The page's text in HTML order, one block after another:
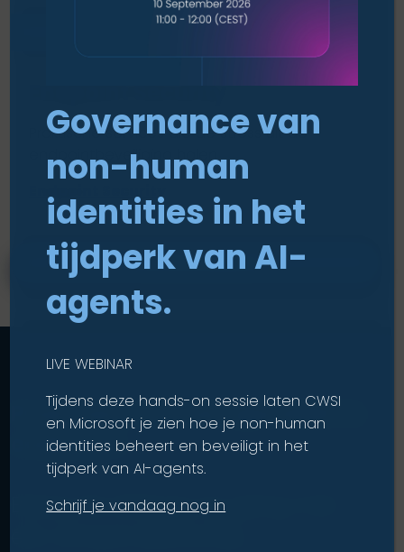
Praktische services die de stress uit de
endpointbeveiliging halen.
OPLOSSINGEN
Praat eens met een specialist in
endpoints
Breng de dialoog op gang met
Governance van
non-human
identities in het
tijdperk van AI-
agents.
LIVE WEBINAR
Tijdens deze hands-on sessie laten CWSI
en Microsoft je zien hoe je non-human
identities beheert en beveiligt in het
tijdperk van AI-agents.
Schrijf je vandaag nog in